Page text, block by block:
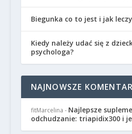
Biegunka co to jest i jak
Kiedy należy udać się z
psychologa?
NAJNOWSZE
fitMarcelina - Najlepsze
odchudzanie: triapidix300 i